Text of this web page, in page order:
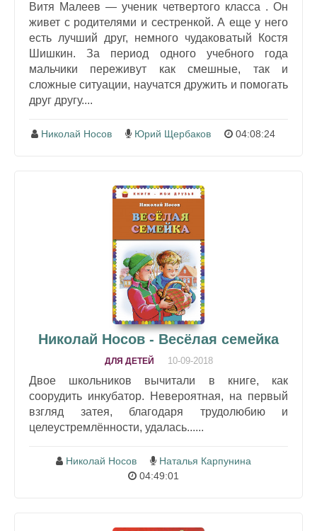
Витя Малеев — ученик четвертого класса . Он
живет с родителями и сестренкой. А еще у него
есть лучший друг, немного чудаковатый Костя
Шишкин. За период одного учебного года
мальчики переживут как смешные, так и
сложные ситуации, научатся дружить и помогать
друг другу....
Николай Носов Юрий Щербаков 04:08:24
Николай Носов - Весёлая семейка
ДЛЯ ДЕТЕЙ 10-09-2018
Двое школьников вычитали в книге, как
соорудить инкубатор. Невероятная, на первый
взгляд затея, благодаря трудолюбию и
целеустремлённости, удалась......
Николай Носов
Наталья Карпунина
04:49:01